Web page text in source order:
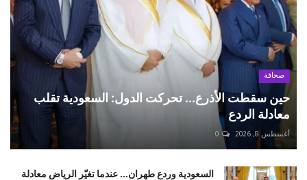
صحافة
حين سقطت الأذرع... تحركت الدول: السعودية تقلب
معادلة الردع
أغسطس 8, 2026 0
السعودية وردع طهران... عندما تغيّر الرياض معادلة